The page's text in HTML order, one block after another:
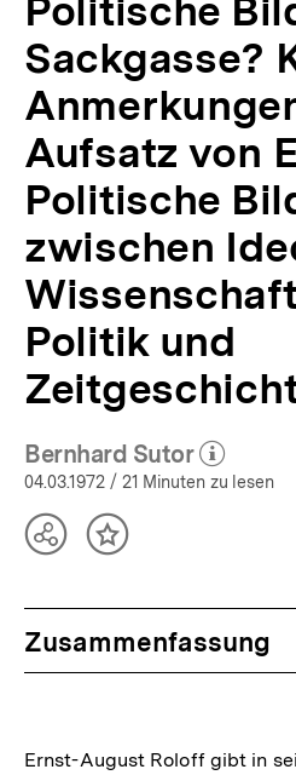
und
Wissenschaft,
„Aus
Politik
und
Zeitgeschichte"
41/71
APuZ
10/1972
bpb.de
Politische
Sackgasse?
Aufsatz von
Politische
zwischen
Politik und
Bernhard Sutor
(Mehr zum
öffnen
04.03.1972 / 21 Minuten zu lesen
TeilenInhalt
Zusammenfassung
Ernst-August Roloff gibt in